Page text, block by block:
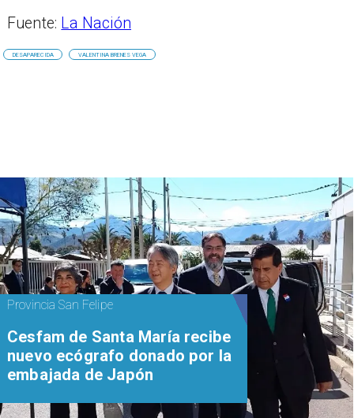
Fuente: La Nación
DESAPARECIDA VALENTINA BRENES VEGA
Provincia San Felipe
Cesfam de Santa María recibe
nuevo ecógrafo donado por la
embajada de Japón